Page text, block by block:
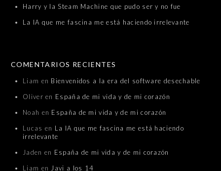
Harry y la Steam Machine que pudo ser y no fue
La IA que me fascina me está haciendo irrelevante
COMENTARIOS RECIENTES
Liam en Bienvenidos a la era del software desechable
Oliver en España de mi vida y de mi corazón
Noah en España de mi vida y de mi corazón
Lucas en La IA que me fascina me está haciendo
irrelevante
Jaden en España de mi vida y de mi corazón
Liam en Javi a los 14